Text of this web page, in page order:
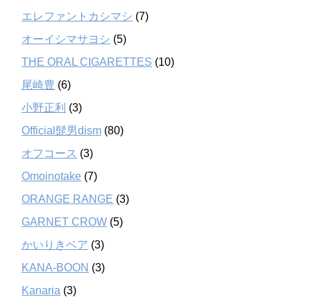
エレファントカシマシ (7)
オーイシマサヨシ (5)
THE ORAL CIGARETTES (10)
尾崎豊 (6)
小野正利 (3)
Official髭男dism (80)
オフコース (3)
Omoinotake (7)
ORANGE RANGE (3)
GARNET CROW (5)
かいりきベア (3)
KANA-BOON (3)
Kanaria (3)